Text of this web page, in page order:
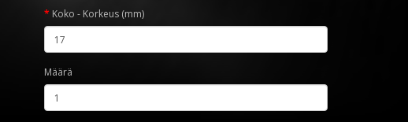
Koko - Korkeus (mm)
Määrä